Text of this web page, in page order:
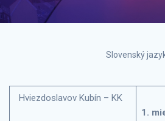
Slovenský
Hviezdoslavov Kubín – KK
1.